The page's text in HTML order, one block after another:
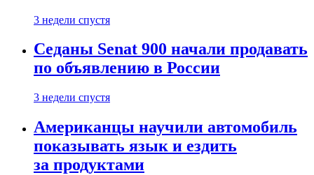
3 недели спустя
Седаны Senat 900 начали продавать
по объявлению в России
3 недели спустя
Американцы научили автомобиль
показывать язык и ездить
за продуктами